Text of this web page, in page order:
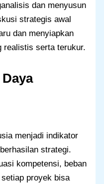
dan menyusun
strategis awal
dan menyiapkan
realistis serta terukur.
menjadi indikator
strategi.
kompetensi, beban
proyek bisa